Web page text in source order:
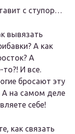
с ступор…
вывязать
А как
А
И все.
бросают эту
А на самом деле
себе!
как связать